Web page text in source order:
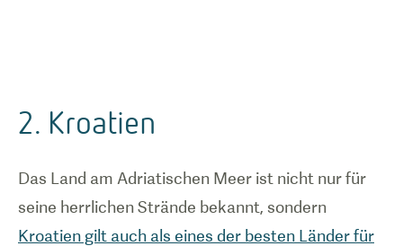
2. Kroatien
Das Land am Adriatischen Meer ist nicht nur für
seine herrlichen Strände bekannt, sondern
Kroatien gilt auch als eines der besten Länder für